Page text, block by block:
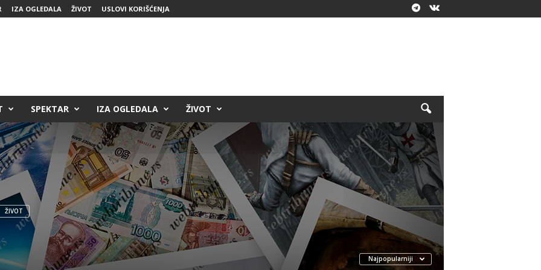
IZA OGLEDALA ŽIVOT USLOVI KORIŠĆENJA
SPEKTAR IZA OGLEDALA ŽIVOT
ŽIVOT
Najpopularniji